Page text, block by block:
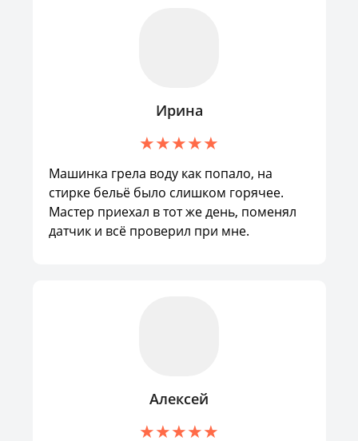
Ирина
Машинка грела воду как попало, на
стирке бельё было слишком горячее.
Мастер приехал в тот же день, поменял
датчик и всё проверил при мне.
Алексей